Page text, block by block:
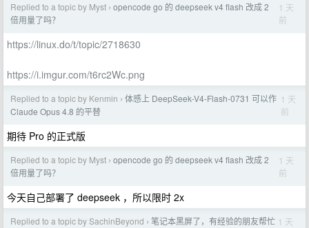
Replied to a topic by Myst › opencode go 的 deepseek v4 flash 改成 2
倍用量了吗？
1 天
前
https://linux.do/t/topic/2718630
https://i.imgur.com/t6rc2Wc.png
Replied to a topic by Kenmin › 体感上 DeepSeek-V4-Flash-0731 可以作
Claude Opus 4.8 的平替
1 天
前
期待 Pro 的正式版
Replied to a topic by Myst › opencode go 的 deepseek v4 flash 改成 2
倍用量了吗？
1 天
前
今天自己部署了 deepseek ，所以限时 2x
Replied to a topic by SachinBeyond › 笔记本黑屏了，有经验的朋友帮忙 1 天